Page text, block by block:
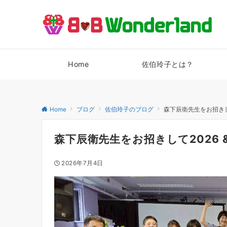
Home 佐伯玲子とは？
Home ブログ 佐伯玲子のブログ 森下辰衛先生をお招
森下辰衛先生をお招きして2026
2026年7月4日